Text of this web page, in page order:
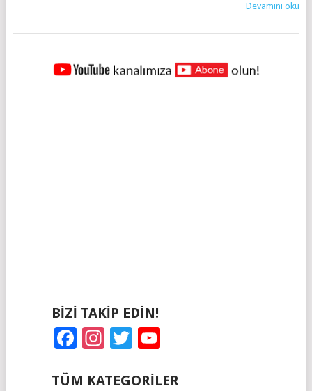
Devamını oku
YAZILAR
BIZI TAKIP EDIN!
Facebook
Instagram
Twitter
TÜM KATEGORILER